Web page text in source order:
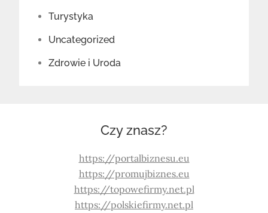
Turystyka
Uncategorized
Zdrowie i Uroda
Czy znasz?
https://portalbiznesu.eu
https://promujbiznes.eu
https://topowefirmy.net.pl
https://polskiefirmy.net.pl